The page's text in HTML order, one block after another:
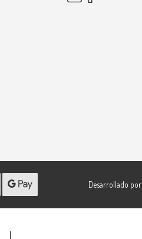
Desarrollado por